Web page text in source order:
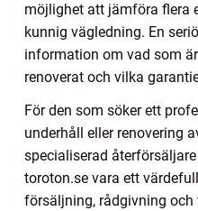
möjlighet att jämföra flera
kunnig vägledning. En
information om vad som
renoverat och vilka
För den som söker ett
underhåll eller renovering
specialiserad
toroton.se vara ett
försäljning, rådgivning